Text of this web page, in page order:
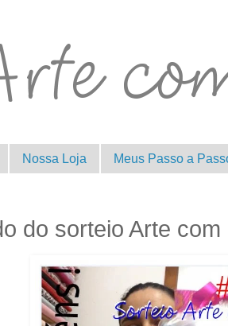
Nossa Loja Meus Passo a
do sorteio Arte com